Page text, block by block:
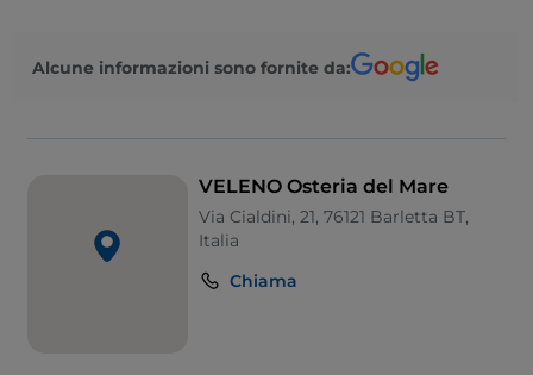
Alcune informazioni sono fornite da:
VELENO Osteria del Mare
Via Cialdini, 21, 76121 Barletta BT,
Italia
Chiama